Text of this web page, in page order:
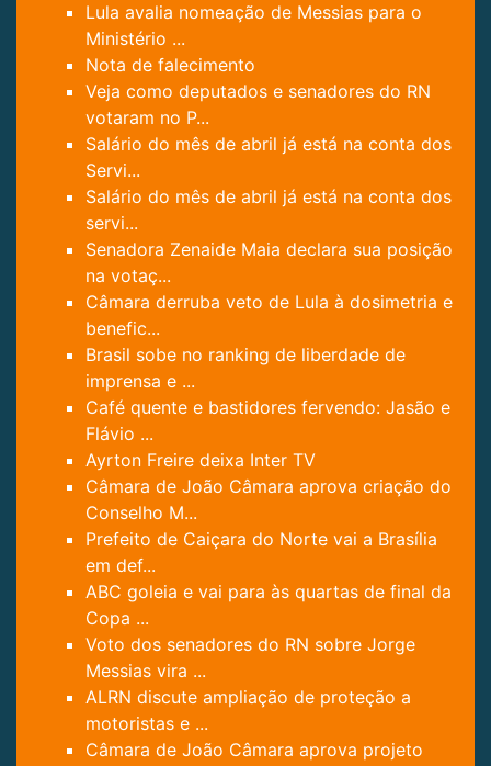
Lula avalia nomeação de Messias para o
Ministério ...
Nota de falecimento
Veja como deputados e senadores do RN
votaram no P...
Salário do mês de abril já está na conta dos
Servi...
Salário do mês de abril já está na conta dos
servi...
Senadora Zenaide Maia declara sua posição
na votaç...
Câmara derruba veto de Lula à dosimetria e
benefic...
Brasil sobe no ranking de liberdade de
imprensa e ...
Café quente e bastidores fervendo: Jasão e
Flávio ...
Ayrton Freire deixa Inter TV
Câmara de João Câmara aprova criação do
Conselho M...
Prefeito de Caiçara do Norte vai a Brasília
em def...
ABC goleia e vai para às quartas de final da
Copa ...
Voto dos senadores do RN sobre Jorge
Messias vira ...
ALRN discute ampliação de proteção a
motoristas e ...
Câmara de João Câmara aprova projeto